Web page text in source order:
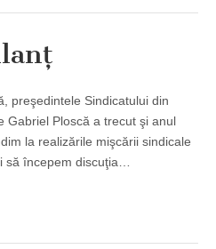
preşedintele Sindicatului din
Gabriel Ploscă a trecut şi anul
la realizările mişcării sindicale
să începem discuţia…